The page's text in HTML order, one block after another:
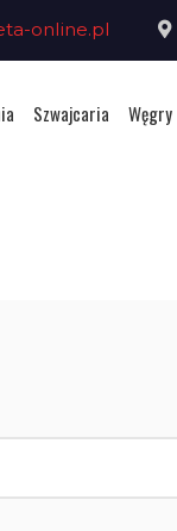
online.pl
Szwajcaria Węgry